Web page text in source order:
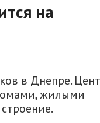
на
в Днепре.
жилыми